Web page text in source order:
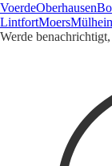
VoerdeOberhausen
LintfortMoers
Werde